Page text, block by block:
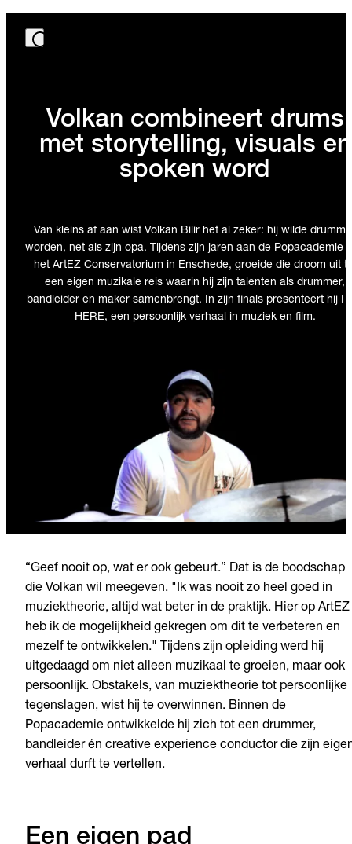
Volkan combineert drums
met storytelling, visuals en
spoken word
Van kleins af aan wist Volkan Bilir het al zeker: hij wilde
worden, net als zijn opa. Tijdens zijn jaren aan de Popacademie
het ArtEZ Conservatorium in Enschede, groeide die droom uit
een eigen muzikale reis waarin hij zijn talenten als drummer,
bandleider en maker samenbrengt. In zijn finals presenteert hij I
HERE, een persoonlijk verhaal in muziek en film.
“Geef nooit op, wat er ook gebeurt.” Dat is de boodschap
die Volkan wil meegeven. "Ik was nooit zo heel goed in
muziektheorie, altijd wat beter in de praktijk. Hier op ArtEZ
heb ik de mogelijkheid gekregen om dit te verbeteren en
mezelf te ontwikkelen." Tijdens zijn opleiding werd hij
uitgedaagd om niet alleen muzikaal te groeien, maar ook
persoonlijk. Obstakels, van muziektheorie tot persoonlijke
tegenslagen, wist hij te overwinnen. Binnen de
Popacademie ontwikkelde hij zich tot een drummer,
bandleider én creative experience conductor die zijn
verhaal durft te vertellen.
Een eigen pad